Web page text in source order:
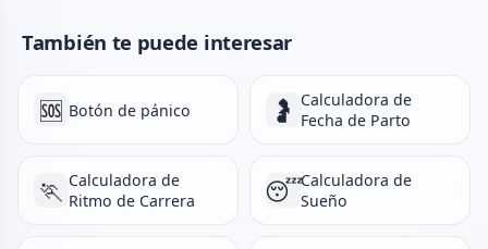
También te puede interesar
🆘 Botón de pánico 🤰 Calculadora de
Fecha de Parto
🏃 Calculadora de
Ritmo de Carrera
😴Calculadora de
Sueño